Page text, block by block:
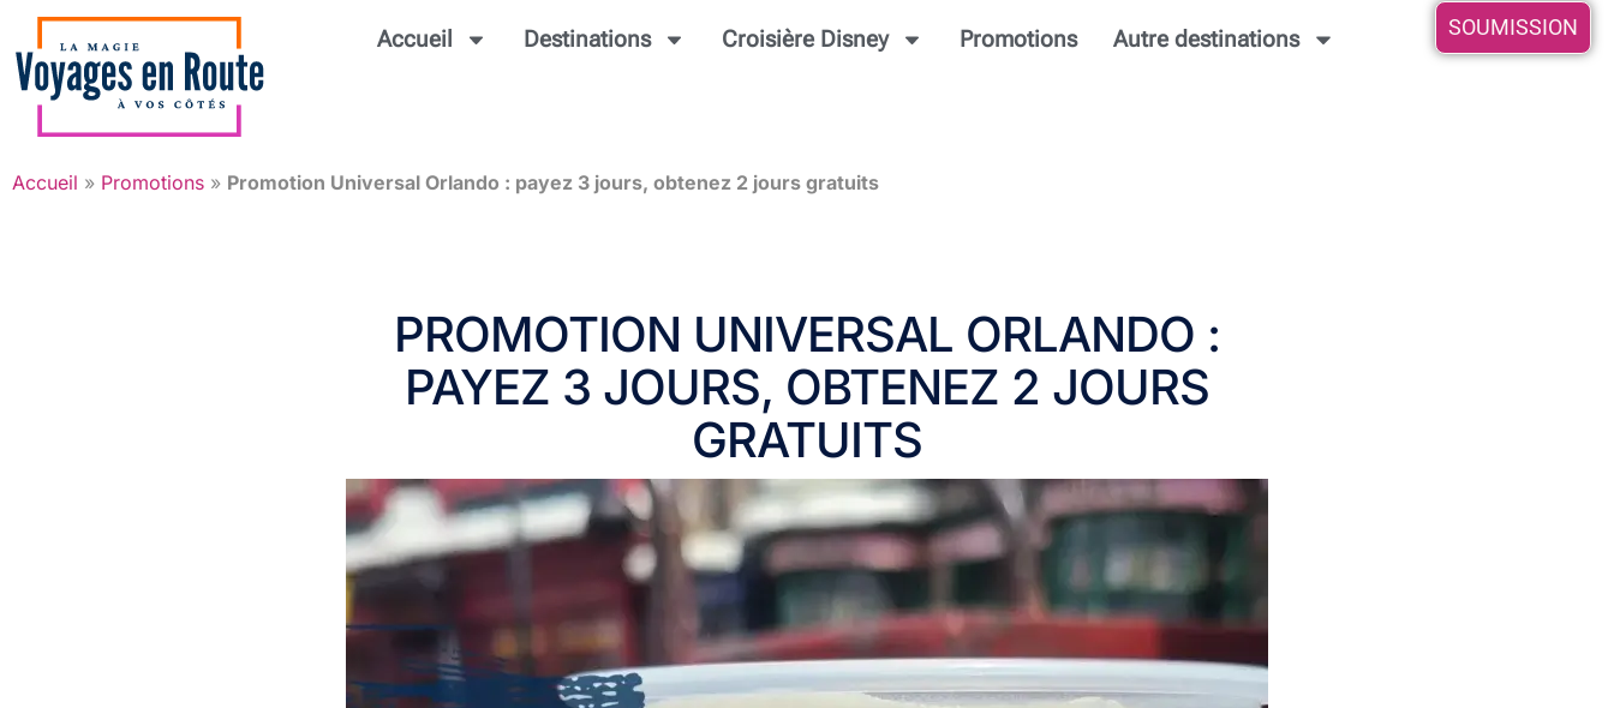
Accueil Destinations Croisière Disney Promotions Autre destinations SOUMISSION
Accueil » Promotions » Promotion Universal Orlando : payez 3 jours, obtenez 2 jours gratuits
PROMOTION UNIVERSAL ORLANDO :
PAYEZ 3 JOURS, OBTENEZ 2 JOURS
GRATUITS